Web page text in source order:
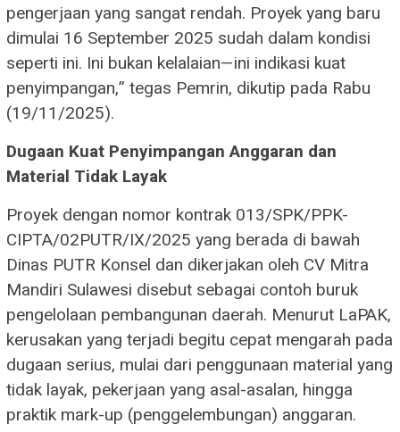
pengerjaan yang sangat rendah. Proyek yang baru
dimulai 16 September 2025 sudah dalam kondisi
seperti ini. Ini bukan kelalaian—ini indikasi kuat
penyimpangan,” tegas Pemrin, dikutip pada Rabu
(19/11/2025).
Dugaan Kuat Penyimpangan Anggaran dan
Material Tidak Layak
Proyek dengan nomor kontrak 013/SPK/PPK-
CIPTA/02PUTR/IX/2025 yang berada di bawah
Dinas PUTR Konsel dan dikerjakan oleh CV Mitra
Mandiri Sulawesi disebut sebagai contoh buruk
pengelolaan pembangunan daerah. Menurut LaPAK,
kerusakan yang terjadi begitu cepat mengarah pada
dugaan serius, mulai dari penggunaan material yang
tidak layak, pekerjaan yang asal-asalan, hingga
praktik mark-up (penggelembungan) anggaran.